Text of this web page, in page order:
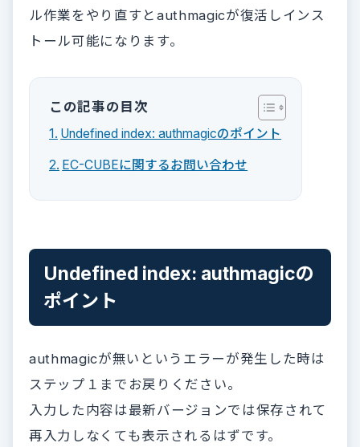
ル作業をやり直すとauthmagicが復活しインス
トール可能になります。
この記事の目次
Undefined index: authmagicのポイント
EC-CUBEに関するお問い合わせ
Undefined index: authmagicの
ポイント
authmagicが無いというエラーが発生した時は
ステップ１までお戻りください。
入力した内容は最新バージョンでは保存されて
再入力しなくても表示されるはずです。